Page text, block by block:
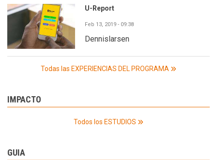
U-Report
Feb 13, 2019 - 09:38
Dennislarsen
Todas las EXPERIENCIAS DEL PROGRAMA
IMPACTO
Todos los ESTUDIOS
GUIA